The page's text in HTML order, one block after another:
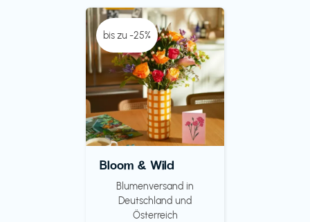
bis zu -25%
Bloom & Wild
Blumenversand in
Deutschland und
Österreich